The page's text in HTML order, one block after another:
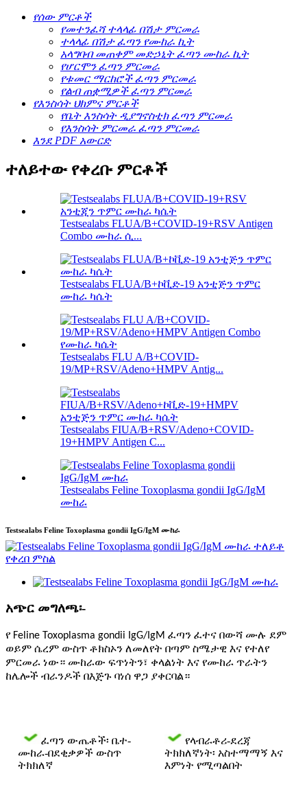
የሰው ምርቶች
የመተንፈሻ ተላላፊ በሽታ ምርመራ
ተላላፊ በሽታ ፈጣን የሙከራ ኪት
አላግባብ መጠቀም መድኃኒት ፈጣን ሙከራ ኪት
የሆርሞን ፈጣን ምርመራ
የቱመር ማርከሮች ፈጣን ምርመራ
የልብ ጠቋሚዎች ፈጣን ምርመራ
የእንስሳት ህክምና ምርቶች
የቤት እንስሳት ዲያግኖስቲክ ፈጣን ምርመራ
የእንስሳት ምርመራ ፈጣን ምርመራ
እንደ PDF አውርድ
ተለይተው የቀረቡ ምርቶች
Testsealabs FLUA/B+COVID-19+RSV Antigen
Combo ሙከራ ሲ...
Testsealabs FLUA/B+ኮቪድ-19 አንቲጅን ጥምር
ሙከራ ካሴት
Testsealabs FLU A/B+COVID-
19/MP+RSV/Adeno+HMPV Antig...
Testsealabs FIUA/B+RSV/Adeno+COVID-
19+HMPV Antigen C...
Testsealabs Feline Toxoplasma gondii IgG/IgM
ሙከራ
Testsealabs Feline Toxoplasma gondii IgG/IgM ሙከራ
አጭር መግለጫ፡-
የ Feline Toxoplasma gondii IgG/IgM ፈጣን ፈተና በውሻ ሙሉ ደም
ወይም ሴረም ውስጥ ቶክስኦን ለመለየት በጣም ስሜታዊ እና የተለየ
ምርመራ ነው። ሙከራው ፍጥነትን፣ ቀላልነት እና የሙከራ ጥራትን
ከሌሎች ብራንዶች በእጅጉ ባነሰ ዋጋ ያቀርባል።
ፈጣን ውጤቶች፡ ቤተ-
ሙከራ-በደቂቃዎች ውስጥ
ትክክለኛ
የላብራቶሪ-ደረጃ
ትክክለኛነት፡ አስተማማኝ እና
እምነት የሚጣልበት